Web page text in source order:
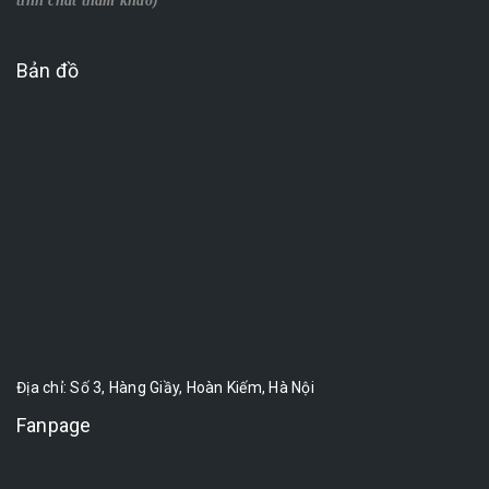
Bản đồ
Địa chỉ: Số 3, Hàng Giầy, Hoàn Kiếm, Hà Nội
Fanpage